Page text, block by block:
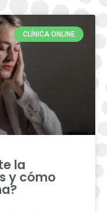
CLÍNICA ONLINE
la
y cómo